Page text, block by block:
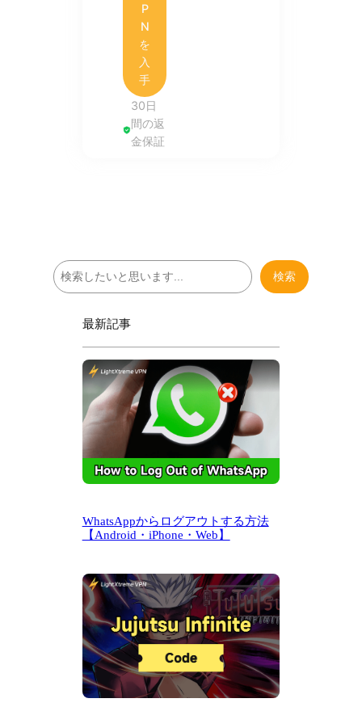
P
N
を
入
手
30日
間の返
金保証
検
索
検索
最新記事
WhatsAppからログアウトする方法
【Android・iPhone・Web】